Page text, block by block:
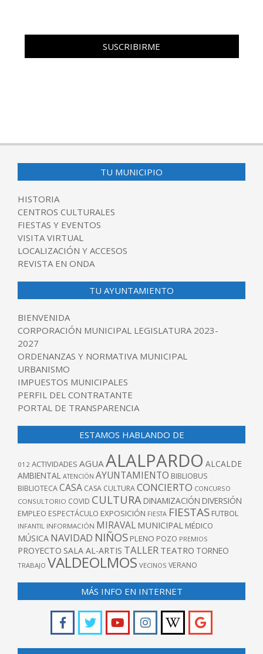
TU MUNICIPIO
HISTORIA
CENTROS CULTURALES
FIESTAS Y EVENTOS
VISITA VIRTUAL
LOCALIZACIÓN Y ACCESOS
REVISTA EN ONDA
TU AYUNTAMIENTO
BIENVENIDA
CORPORACIÓN MUNICIPAL LEGISLATURA 2023-
2027
ORDENANZAS Y NORMATIVA MUNICIPAL
URBANISMO
IMPUESTOS MUNICIPALES
PERFIL DEL CONTRATANTE
PORTAL DE TRANSPARENCIA
ESTAMOS HABLANDO DE
012 ACTIVIDADES AGUA ALALPARDO ALCALDE
AMBIENTAL ATENCIÓN AYUNTAMIENTO BIBLIOBUS
BIBLIOTECACASA CASA CULTURACONCIERTO CONCURSO
CONSULTORIO COVID CULTURA DINAMIZACIÓN DIVERSIÓN
EMPLEO ESPECTÁCULO EXPOSICIÓN FIESTA FIESTAS FUTBOL
INFANTIL INFORMACIÓN MIRAVAL MUNICIPAL MÉDICO
MÚSICA NAVIDAD NIÑOS PLENO POZO PREMIOS
PROYECTO SALA AL-ARTIS TALLER TEATRO TORNEO
TRABAJO VALDEOLMOS VECINOS VERANO
MÁS INFO EN INTERNET